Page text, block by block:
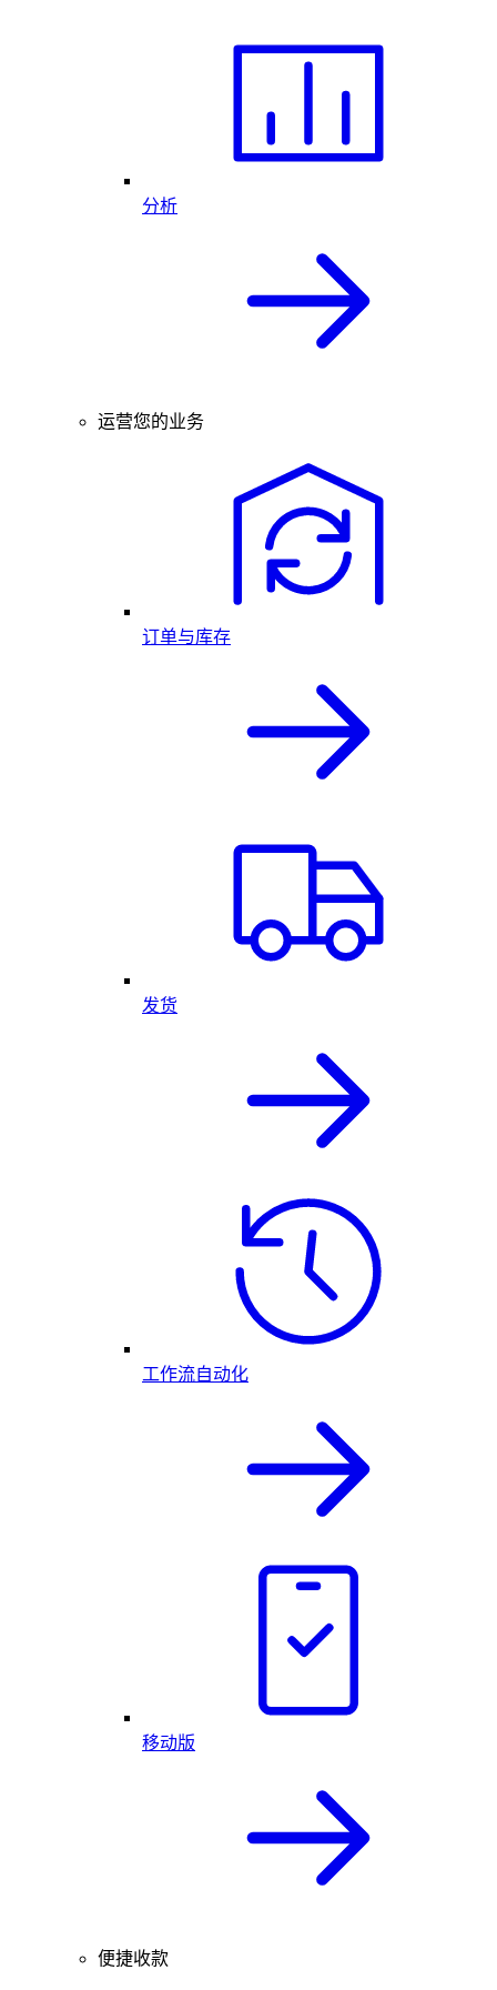
分析
运营您的业务
订单与库存
发货
工作流自动化
移动版
便捷收款